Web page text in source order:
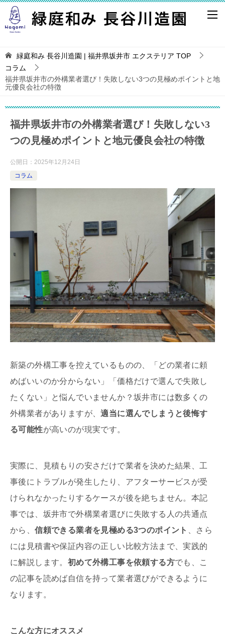
緑庭和み 長谷川造園 | 福井県坂井市 エクステリア TOP
コラム
福井県坂井市の外構業者選び！失敗しない3つの見極めポイントと地
元優良会社の特徴
福井県坂井市の外構業者選び！失敗しない3
つの見極めポイントと地元優良会社の特徴
公開日： 2025年12月24日
コラム
新築の外構工事を控えているものの、「どの業者に頼
めばいいのか分からない」「価格だけで選んで失敗し
たくない」と悩んでいませんか？坂井市には数多くの
外構業者がありますが、適当に選んでしまうと後悔す
る可能性が高いのが現実です。
実際に、見積もりの安さだけで業者を決めた結果、工
事後にトラブルが発生したり、アフターサービスが受
けられなかったりするケースが後を絶ちません。本記
事では、坂井市で外構業者選びに失敗する人の共通点
から、信頼できる業者を見極める3つのポイント
、さら
には見積書や保証内容の正しい比較方法まで、実践的
に解説します。 初めて外構工事を依頼する方でも、こ
の記事を読めば自信を持って業者選びができるように
なります。
こんな方にオススメ